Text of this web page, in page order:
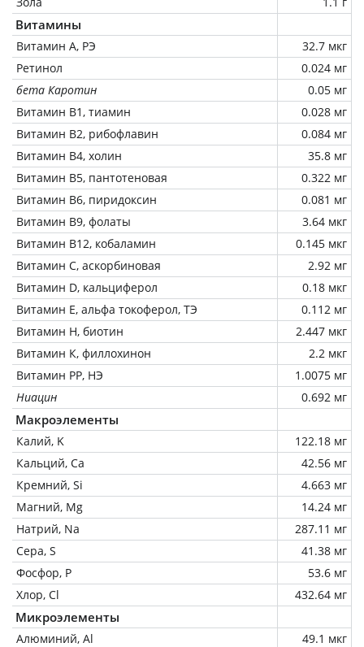
Витамины
Витамин А, РЭ
32.7 мкг
Ретинол
0.024 мг
бета Каротин
0.05 мг
Витамин В1, тиамин
0.028 мг
Витамин В2, рибофлавин
0.084 мг
Витамин В4, холин
35.8 мг
Витамин В5, пантотеновая
0.322 мг
Витамин В6, пиридоксин
0.081 мг
Витамин В9, фолаты
3.64 мкг
Витамин В12, кобаламин
0.145 мкг
Витамин C, аскорбиновая
2.92 мг
Витамин D, кальциферол
0.18 мкг
Витамин Е, альфа токоферол, ТЭ
0.112 мг
Витамин Н, биотин
2.447 мкг
Витамин К, филлохинон
2.2 мкг
Витамин РР, НЭ
1.0075 мг
Ниацин
0.692 мг
Макроэлементы
Калий, K
122.18 мг
Кальций, Ca
42.56 мг
Кремний, Si
4.663 мг
Магний, Mg
14.24 мг
Натрий, Na
287.11 мг
Сера, S
41.38 мг
Фосфор, P
53.6 мг
Хлор, Cl
432.64 мг
Микроэлементы
Алюминий, Al
49.1 мкг